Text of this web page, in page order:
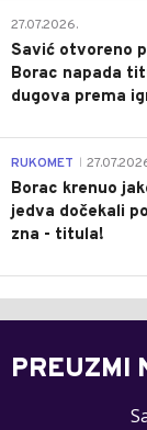
27.07.2026.
Savić otvoreno
Borac napada
dugova prema
RUKOMET
Borac krenuo
jedva dočekali
zna - titula!
PREUZMI